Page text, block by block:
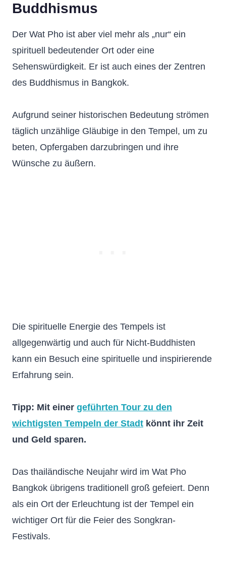
Buddhismus
Der Wat Pho ist aber viel mehr als „nur“ ein
spirituell bedeutender Ort oder eine
Sehenswürdigkeit. Er ist auch eines der Zentren
des Buddhismus in Bangkok.
Aufgrund seiner historischen Bedeutung strömen
täglich unzählige Gläubige in den Tempel, um zu
beten, Opfergaben darzubringen und ihre
Wünsche zu äußern.
Die spirituelle Energie des Tempels ist
allgegenwärtig und auch für Nicht-Buddhisten
kann ein Besuch eine spirituelle und inspirierende
Erfahrung sein.
Tipp: Mit einer geführten Tour zu den
wichtigsten Tempeln der Stadt könnt ihr Zeit
und Geld sparen.
Das thailändische Neujahr wird im Wat Pho
Bangkok übrigens traditionell groß gefeiert. Denn
als ein Ort der Erleuchtung ist der Tempel ein
wichtiger Ort für die Feier des Songkran-
Festivals.